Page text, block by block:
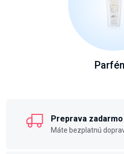
Preprava zadarmo
Máte bezplatnú